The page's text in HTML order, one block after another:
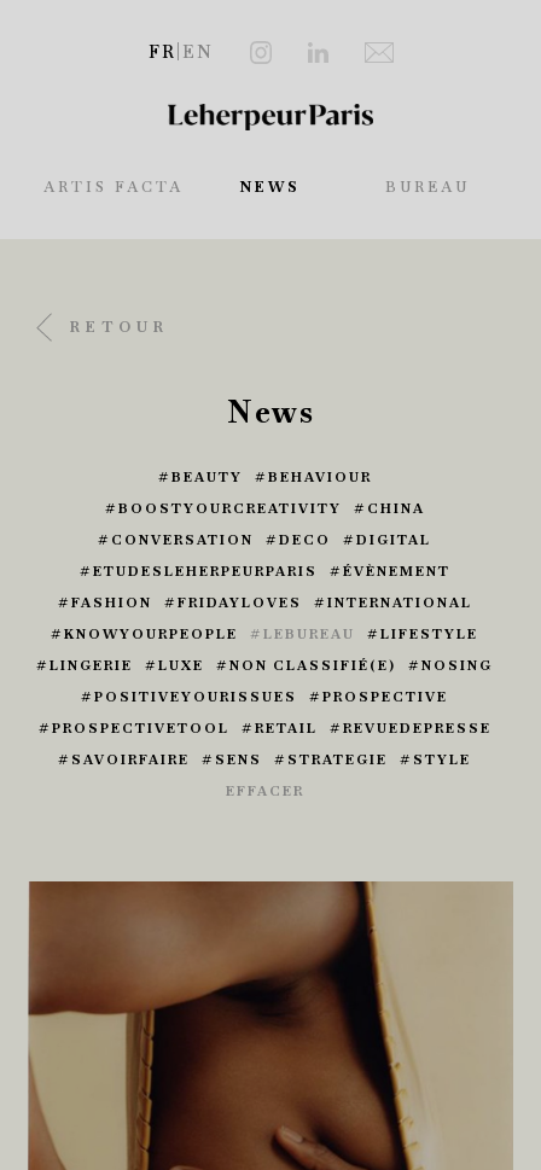
FR EN
NEWS BUREAU
ARTIS FACTA
RETOUR
News
BEAUTY
BEHAVIOUR
BOOSTYOURCREATIVITY
CHINA
CONVERSATION
DECO
DIGITAL
ETUDESLEHERPEURPARIS
ÉVÈNEMENT
FASHION
FRIDAYLOVES
INTERNATIONAL
KNOWYOURPEOPLE
LEBUREAU
LIFESTYLE
LINGERIE
LUXE NON CLASSIFIÉ(E)
NOSING
POSITIVEYOURISSUES
PROSPECTIVE
PROSPECTIVETOOL
RETAIL
REVUEDEPRESSE
SAVOIRFAIRE
SENS STRATEGIE
STYLE
EFFACER